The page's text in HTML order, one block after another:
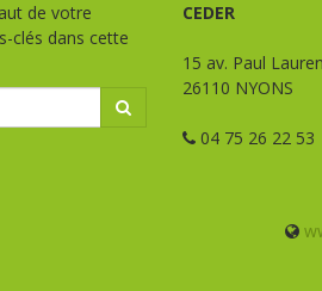
de votre
clés dans cette
CEDER
15 av. Paul
26110 NYONS
04 75 26 22 53